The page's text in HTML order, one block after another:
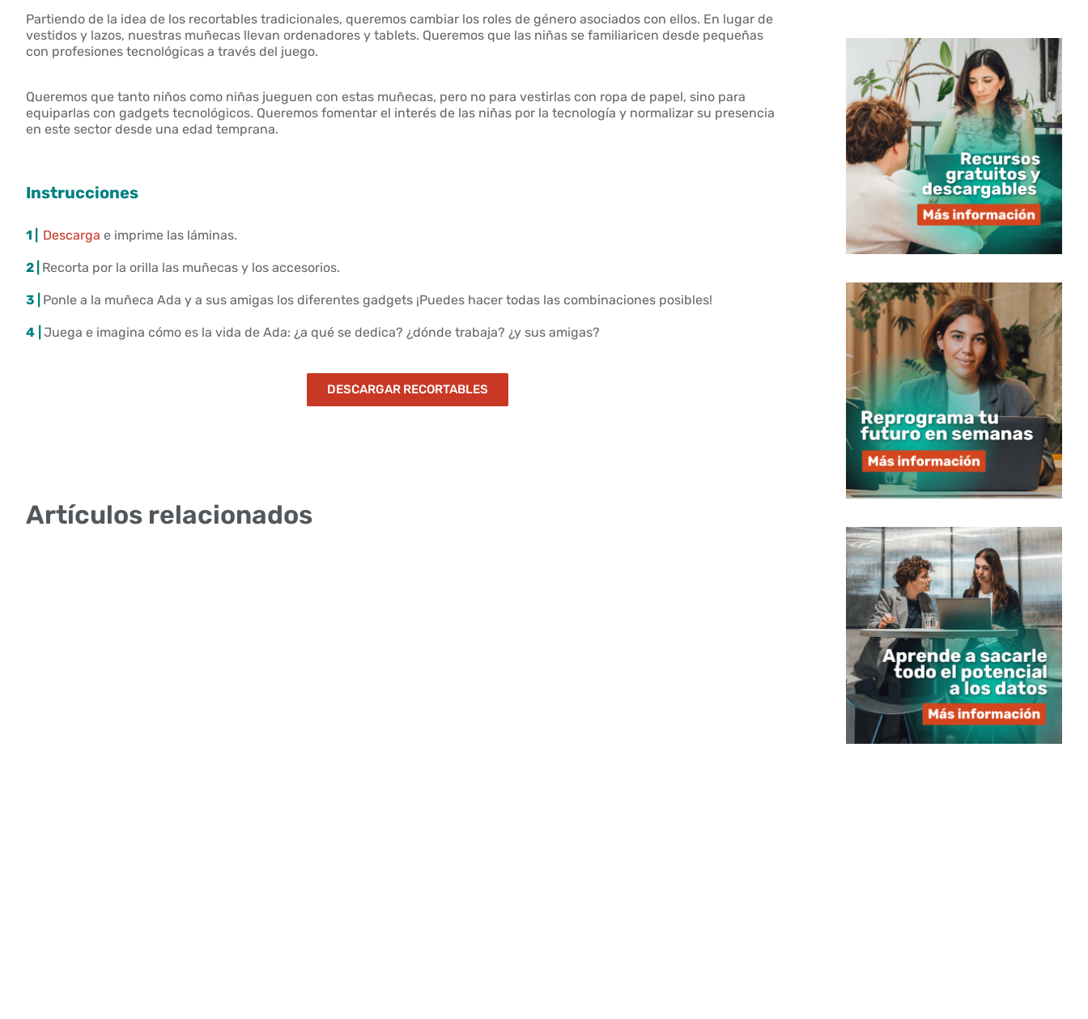
Partiendo de la idea de los recortables tradicionales, queremos cambiar los roles de género asociados con ellos. En lugar de
vestidos y lazos, nuestras muñecas llevan ordenadores y tablets. Queremos que las niñas se familiaricen desde pequeñas
con profesiones tecnológicas a través del juego.
Queremos que tanto niños como niñas jueguen con estas muñecas, pero no para vestirlas con ropa de papel, sino para
equiparlas con gadgets tecnológicos. Queremos fomentar el interés de las niñas por la tecnología y normalizar su presencia
en este sector desde una edad temprana.
Instrucciones
1 | Descarga e imprime las láminas.
2 | Recorta por la orilla las muñecas y los accesorios.
3 | Ponle a la muñeca Ada y a sus amigas los diferentes gadgets ¡Puedes hacer todas las combinaciones posibles!
4 Juega e imagina cómo es la vida de Ada: ¿a qué se dedica? ¿dónde trabaja? ¿y sus amigas?
DESCARGAR RECORTABLES
Artículos relacionados